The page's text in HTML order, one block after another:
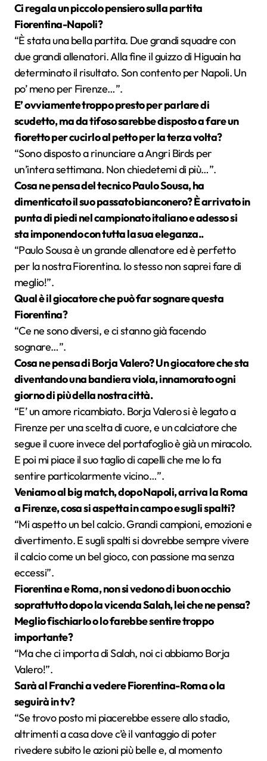
Ci regala un piccolo pensiero sulla partita
Fiorentina-Napoli?
“È stata una bella partita. Due grandi squadre con
due grandi allenatori. Alla fine il guizzo di Higuain ha
determinato il risultato. Son contento per Napoli. Un
po’ meno per Firenze…”.
E’ ovviamente troppo presto per parlare di
scudetto, ma da tifoso sarebbe disposto a fare un
fioretto per cucirlo al petto per la terza volta?
“Sono disposto a rinunciare a Angri Birds per
un’intera settimana. Non chiedetemi di più…”.
Cosa ne pensa del tecnico Paulo Sousa, ha
dimenticato il suo passato bianconero? È arrivato in
punta di piedi nel campionato italiano e adesso si
sta imponendo con tutta la sua eleganza..
“Paulo Sousa è un grande allenatore ed è perfetto
per la nostra Fiorentina. Io stesso non saprei fare di
meglio!”.
Qual è il giocatore che può far sognare questa
Fiorentina?
“Ce ne sono diversi, e ci stanno già facendo
sognare…”.
Cosa ne pensa di Borja Valero? Un giocatore che sta
diventando una bandiera viola, innamorato ogni
giorno di più della nostra città.
“E’ un amore ricambiato. Borja Valero si è legato a
Firenze per una scelta di cuore, e un calciatore che
segue il cuore invece del portafoglio è già un miracolo.
E poi mi piace il suo taglio di capelli che me lo fa
sentire particolarmente vicino…”.
Veniamo al big match, dopo Napoli, arriva la Roma
a Firenze, cosa si aspetta in campo e sugli spalti?
“Mi aspetto un bel calcio. Grandi campioni, emozioni e
divertimento. E sugli spalti si dovrebbe sempre vivere
il calcio come un bel gioco, con passione ma senza
eccessi”.
Fiorentina e Roma, non si vedono di buon occhio
soprattutto dopo la vicenda Salah, lei che ne pensa?
Meglio fischiarlo o lo farebbe sentire troppo
importante?
“Ma che ci importa di Salah, noi ci abbiamo Borja
Valero!”.
Sarà al Franchi a vedere Fiorentina-Roma o la
seguirà in tv?
“Se trovo posto mi piacerebbe essere allo stadio,
altrimenti a casa dove c’è il vantaggio di poter
rivedere subito le azioni più belle e, al momento